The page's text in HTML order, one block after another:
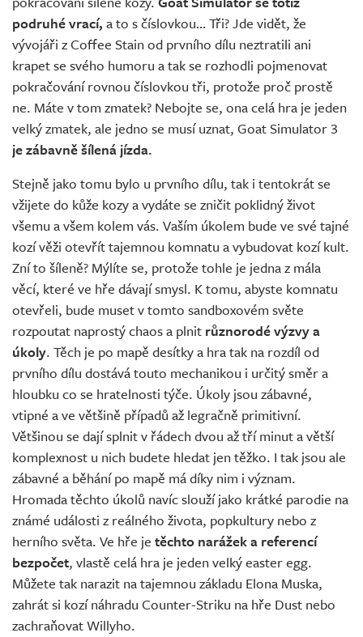
podruhé vrací, a to s číslovkou… Tři? Jde vidět, že
vývojáři z Coffee Stain od prvního dílu neztratili ani
krapet se svého humoru a tak se rozhodli pojmenovat
pokračování rovnou číslovkou tři, protože proč prostě
ne. Máte v tom zmatek? Nebojte se, ona celá hra je jeden
velký zmatek, ale jedno se musí uznat, Goat Simulator 3
je zábavně šílená jízda.
Stejně jako tomu bylo u prvního dílu, tak i tentokrát se
vžijete do kůže kozy a vydáte se zničit poklidný život
všemu a všem kolem vás. Vaším úkolem bude ve své tajné
kozí věži otevřít tajemnou komnatu a vybudovat kozí kult.
Zní to šíleně? Mýlíte se, protože tohle je jedna z mála
věcí, které ve hře dávají smysl. K tomu, abyste komnatu
otevřeli, bude muset v tomto sandboxovém světe
rozpoutat naprostý chaos a plnit různorodé výzvy a
úkoly. Těch je po mapě desítky a hra tak na rozdíl od
prvního dílu dostává touto mechanikou i určitý směr a
hloubku co se hratelnosti týče. Úkoly jsou zábavné,
vtipné a ve většině případů až legračně primitivní.
Většinou se dají splnit v řádech dvou až tří minut a větší
komplexnost u nich budete hledat jen těžko. I tak jsou ale
zábavné a běhání po mapě má díky nim i význam.
Hromada těchto úkolů navíc slouží jako krátké parodie na
známé události z reálného života, popkultury nebo z
herního světa. Ve hře je těchto narážek a referencí
bezpočet, vlastě celá hra je jeden velký easter egg.
Můžete tak narazit na tajemnou základu Elona Muska,
zahrát si kozí náhradu Counter-Striku na hře Dust nebo
zachraňovat Willyho.